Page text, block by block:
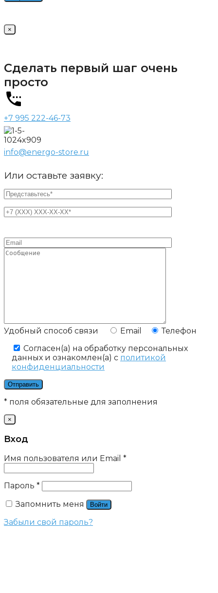
×
Сделать первый шаг очень
просто
+7 995 222-46-73
info@energo-store.ru
Или оставьте заявку:
Удобный способ связи Email
Телефон
Cогласен(а) на обработку персональных
данных и ознакомлен(а) с политикой
конфиденциальности
* поля обязательные для заполнения
×
Вход
Имя пользователя или Email *
Пароль *
Запомнить меня
Войти
Забыли свой пароль?